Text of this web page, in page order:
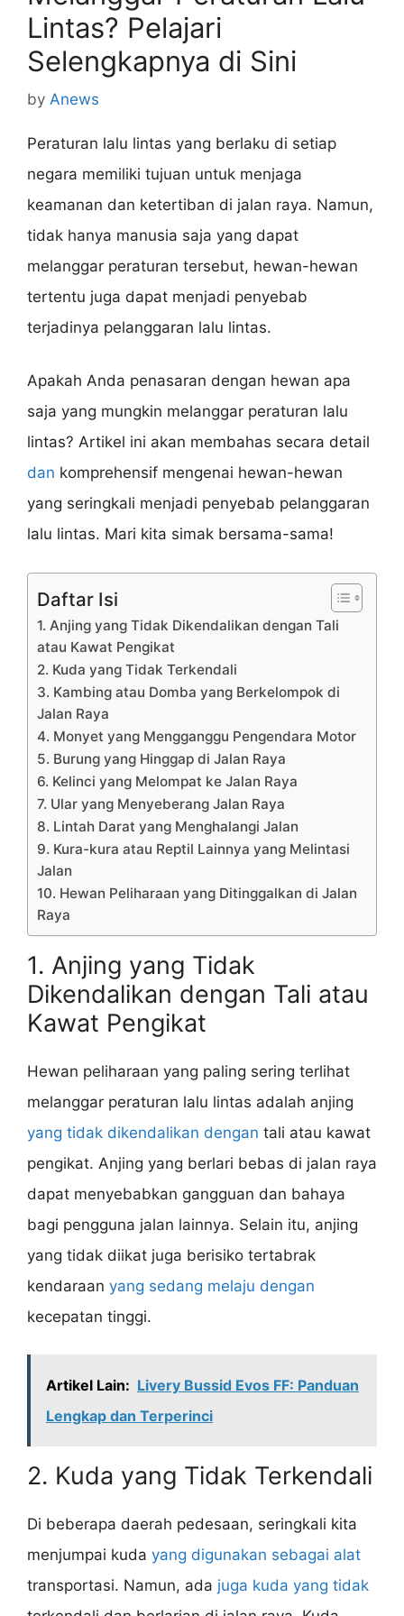
Lintas? Pelajari
Selengkapnya di Sini
by Anews
Peraturan lalu lintas yang berlaku di setiap
negara memiliki tujuan untuk menjaga
keamanan dan ketertiban di jalan raya. Namun,
tidak hanya manusia saja yang dapat
melanggar peraturan tersebut, hewan-hewan
tertentu juga dapat menjadi penyebab
terjadinya pelanggaran lalu lintas.
Apakah Anda penasaran dengan hewan apa
saja yang mungkin melanggar peraturan lalu
lintas? Artikel ini akan membahas secara detail
dan komprehensif mengenai hewan-hewan
yang seringkali menjadi penyebab pelanggaran
lalu lintas. Mari kita simak bersama-sama!
Daftar Isi
1. Anjing yang Tidak Dikendalikan dengan Tali
atau Kawat Pengikat
2. Kuda yang Tidak Terkendali
3. Kambing atau Domba yang Berkelompok di
Jalan Raya
4. Monyet yang Mengganggu Pengendara Motor
5. Burung yang Hinggap di Jalan Raya
6. Kelinci yang Melompat ke Jalan Raya
7. Ular yang Menyeberang Jalan Raya
8. Lintah Darat yang Menghalangi Jalan
9. Kura-kura atau Reptil Lainnya yang Melintasi
Jalan
10. Hewan Peliharaan yang Ditinggalkan di Jalan
Raya
1. Anjing yang Tidak
Dikendalikan dengan Tali atau
Kawat Pengikat
Hewan peliharaan yang paling sering terlihat
melanggar peraturan lalu lintas adalah anjing
yang tidak dikendalikan dengan tali atau kawat
pengikat. Anjing yang berlari bebas di jalan raya
dapat menyebabkan gangguan dan bahaya
bagi pengguna jalan lainnya. Selain itu, anjing
yang tidak diikat juga berisiko tertabrak
kendaraan yang sedang melaju dengan
kecepatan tinggi.
Artikel Lain: Livery Bussid Evos FF: Panduan
Lengkap dan Terperinci
2. Kuda yang Tidak Terkendali
Di beberapa daerah pedesaan, seringkali kita
menjumpai kuda yang digunakan sebagai alat
transportasi. Namun, ada juga kuda yang tidak